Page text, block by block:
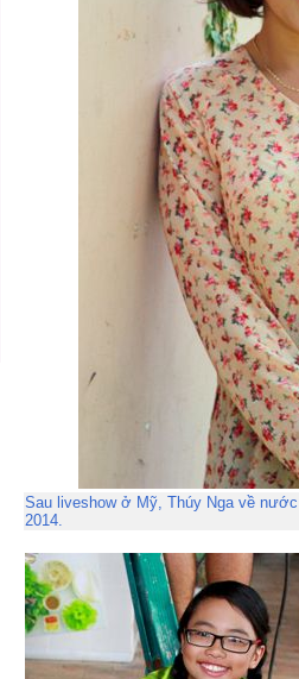
Sau liveshow ở Mỹ, Thúy Nga về
2014.